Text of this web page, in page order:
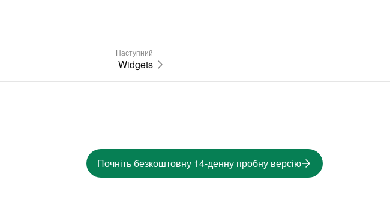
Наступний
Widgets
Почніть безкоштовну 14-денну пробну версію